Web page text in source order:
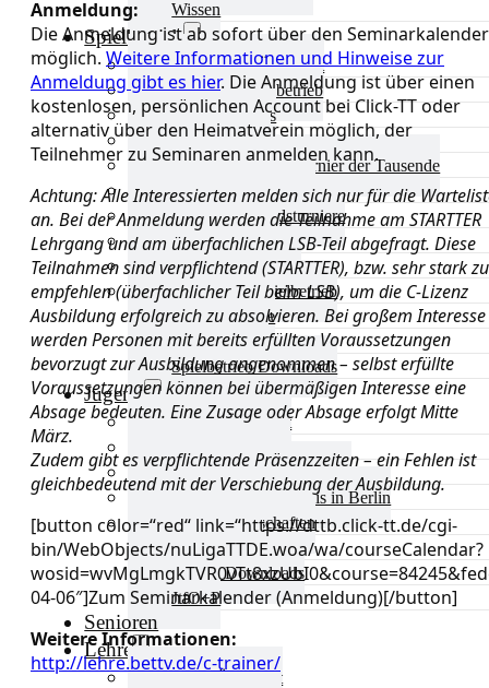
Wissen
Spielbetrieb
Spielbetrieb Übersicht
Aktuelles Spielbetrieb
BEM & Qualis
LRL & Qualis
TTT – Tischtennisturnier der Tausende
mini-Meisterschaften
Weitere Verbandsturniere
Terminkalender
Turnierausrichtung
Mannschaftsspielbetrieb
Vereinsturniere
Schiedsrichter
Spielbetrieb Downloads
Jugend
Jugend Übersicht
Landestraining und Kader
Schulsport Tischtennis in Berlin
mini-Meisterschaften
Kinderschutz
Jugend Downloads
JtfO+P
Senioren
Lehre
Lehre Übersicht
Anmeldung:
Die Anmeldung ist ab sofort über den Seminarkalender
möglich. Weitere Informationen und Hinweise zur
Anmeldung gibt es hier. Die Anmeldung ist über einen
kostenlosen, persönlichen Account bei Click-TT oder
alternativ über den Heimatverein möglich, der
Teilnehmer zu Seminaren anmelden kann.
Achtung: Alle Interessierten melden sich nur für die
an. Bei der Anmeldung werden die Teilnahme am STARTTER
Lehrgang und am überfachlichen LSB-Teil abgefragt. Diese
Teilnahmen sind verpflichtend (STARTTER), bzw. sehr stark zu
empfehlen (überfachlicher Teil beim LSB), um die C-Lizenz
Ausbildung erfolgreich zu absolvieren. Bei großem Interesse
werden Personen mit bereits erfüllten Voraussetzungen
bevorzugt zur Ausbildung angenommen – selbst erfüllte
Voraussetzungen können bei übermäßigen Interesse eine
Absage bedeuten. Eine Zusage oder Absage erfolgt Mitte
März.
Zudem gibt es verpflichtende Präsenzzeiten – ein Fehlen ist
gleichbedeutend mit der Verschiebung der Ausbildung.
[button color=“red“ link=“https://dttb.click-tt.de/cgi-
bin/WebObjects/nuLigaTTDE.woa/wa/courseCalendar?
04-06″]Zum Seminarkalender (Anmeldung)[/button]
Weitere Informationen:
http://lehre.bettv.de/c-trainer/